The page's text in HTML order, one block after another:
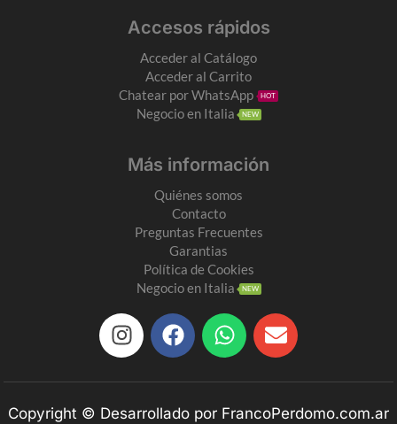
Accesos rápidos
Acceder al Catálogo
Acceder al Carrito
Chatear por WhatsApp
HOT
Negocio en Italia NEW
Más información
Quiénes somos
Contacto
Preguntas Frecuentes
Garantias
Política de Cookies
Negocio en Italia
NEW
Copyright © Desarrollado por FrancoPerdomo.com.ar